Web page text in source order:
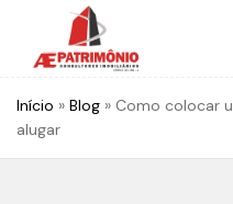
Início » Blog » Como colocar
alugar